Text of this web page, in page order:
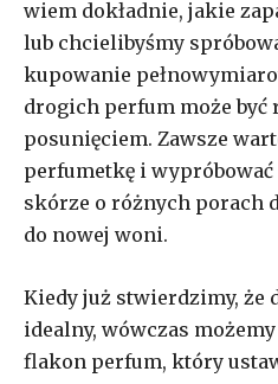
wiem dokładnie, jakie
lub chcielibyśmy
kupowanie
drogich perfum może być
posunięciem. Zawsze
perfumetkę i wypróbować
skórze o różnych porach
do nowej woni.
Kiedy już stwierdzimy, że
idealny, wówczas
flakon perfum, który